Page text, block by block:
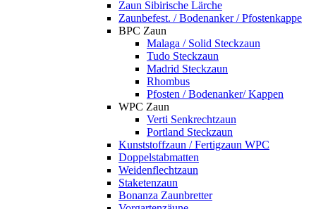
Zaun Sibirische Lärche
Zaunbefest. / Bodenanker / Pfostenkappe
BPC Zaun
Malaga / Solid Steckzaun
Tudo Steckzaun
Madrid Steckzaun
Rhombus
Pfosten / Bodenanker/ Kappen
WPC Zaun
Verti Senkrechtzaun
Portland Steckzaun
Kunststoffzaun / Fertigzaun WPC
Doppelstabmatten
Weidenflechtzaun
Staketenzaun
Bonanza Zaunbretter